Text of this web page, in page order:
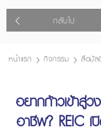
กลับไป
หน้าแรก กิจกรรม สื่อมัล
อยากก้าวเข้าสู่
อาชีพ? REIC